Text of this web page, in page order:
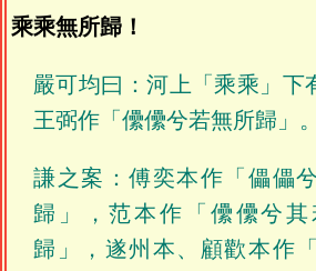
乘乘無所歸！
嚴可均曰：河上「乘乘」下
王弼作「儽儽兮若無所歸」。
謙之案：傅奕本作「儡儡
歸」，范本作「儽儽兮
歸」，遂州本、顧歡本作